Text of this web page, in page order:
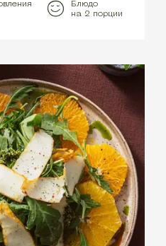
Блюдо
на 2 порции